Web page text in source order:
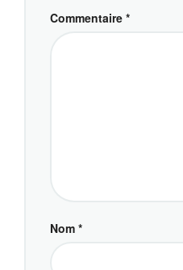
Commentaire *
Nom *